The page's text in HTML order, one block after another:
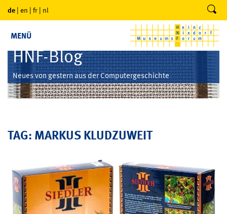
de | en | fr | nl
MENÜ
HNF-Blog
Neues von gestern aus der Computergeschichte
TAG: MARKUS KLUDZUWEIT